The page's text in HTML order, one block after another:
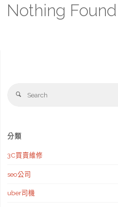
Nothing Found
Search
分類
3C買賣維修
seo公司
uber司機